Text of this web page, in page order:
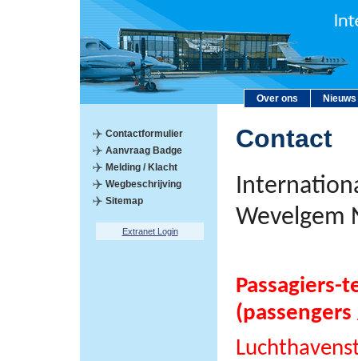
Over ons Nieuws
Contactformulier
Aanvraag Badge
Melding / Klacht
Wegbeschrijving
Sitemap
Extranet Login
Contact
Wevelgem
Passagiers-